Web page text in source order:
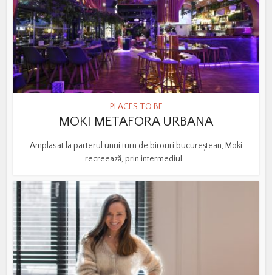
PLACES TO BE
MOKI METAFORA URBANA
Amplasat la parterul unui turn de birouri bucureștean, Moki
recreează, prin intermediul...